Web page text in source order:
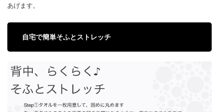
あげます。
自宅で簡単そふとストレッチ